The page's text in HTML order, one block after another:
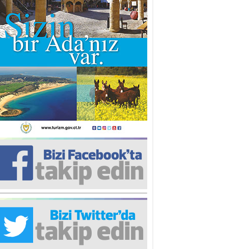
Fatma Baysal
SURLAR İÇİ’NDE KOLAYDIR ÖLMEK
Ediz TUNCEL
Göz göre göre…
Taner ULUTAŞ
İnşallah St. Lois ile Hakkaido
Adası gibi olmayız !...
Ali KİŞMİR
FIRSAT VE KORKU
Turgut ÇALICI
İki Lakırdı da benden!
Yrd. Doç. Ercan HOŞKARA
Yatırım Yapmazsan Var Olamazsın:
Hedefteki Kurum Kıb-Tek
Rana Sarro
Başıma gelen skandal olayı